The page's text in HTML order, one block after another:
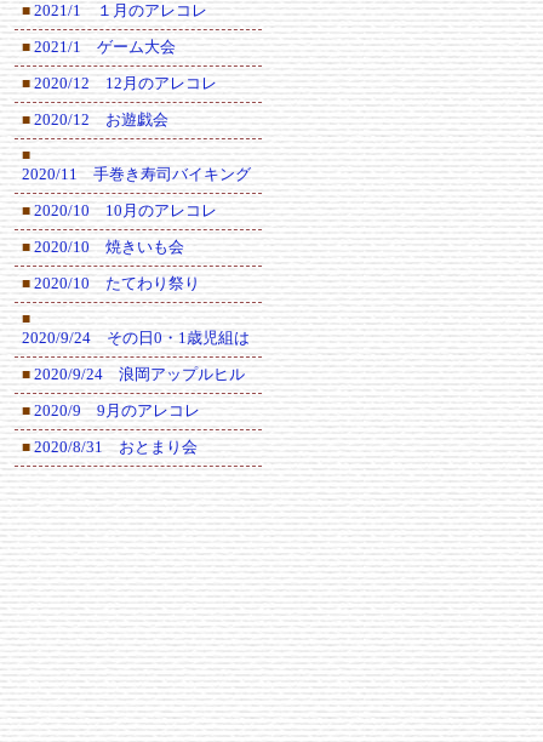
■ 2021/1 １月のアレコレ
■ 2021/1 ゲーム大会
■ 2020/12 12月のアレコレ
■ 2020/12 お遊戯会
■
2020/11 手巻き寿司バイキング
■ 2020/10 10月のアレコレ
■ 2020/10 焼きいも会
■ 2020/10 たてわり祭り
■
2020/9/24 その日0・1歳児組は
■ 2020/9/24 浪岡アップルヒル
■ 2020/9 9月のアレコレ
■ 2020/8/31 おとまり会